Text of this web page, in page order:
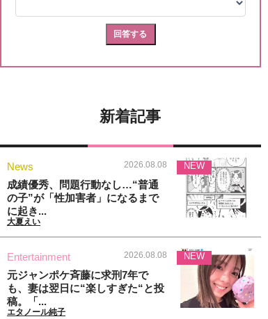
新着記事
News 2026.08.08
成績優秀、問題行動なし…“普通
の子”が「性加害者」になるまで
に起き...
大夏えい
NEW
Entertainment 2026.08.08
元ジャンポケ斉藤に求刑7年で
も、妻は翌日に“楽しすぎた“と投
稿。「...
エタノール純子
NEW